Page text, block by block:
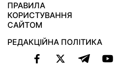
ПРАВИЛА
КОРИСТУВАННЯ
САЙТОМ
РЕДАКЦІЙНА ПОЛІТИКА